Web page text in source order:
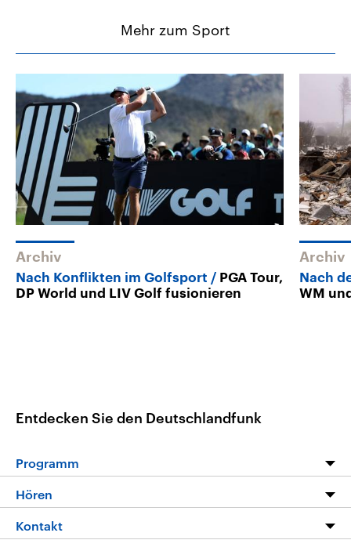
Mehr zum Sport
Archiv
Nach Konflikten im Golfsport
PGA Tour,
DP World und LIV Golf fusionieren
Archiv
Nach
WM
Entdecken Sie den Deutschlandfunk
Programm
Programm
Hören
Livestream
Kontakt